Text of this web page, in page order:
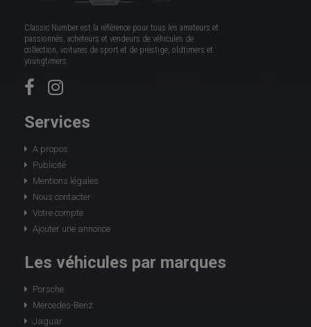
Classic Number est la référence pour tous les amateurs et
passionnés, acheteurs et vendeurs de véhicules de
collection, voitures de sport et de prestige, oldtimers et
youngtimers.
Services
A propos
Publicité
Mentions légales
Nous contacter
Votre compte
Ajouter une annonce
Les véhicules par marques
Porsche
Mercedes-Benz
Jaguar